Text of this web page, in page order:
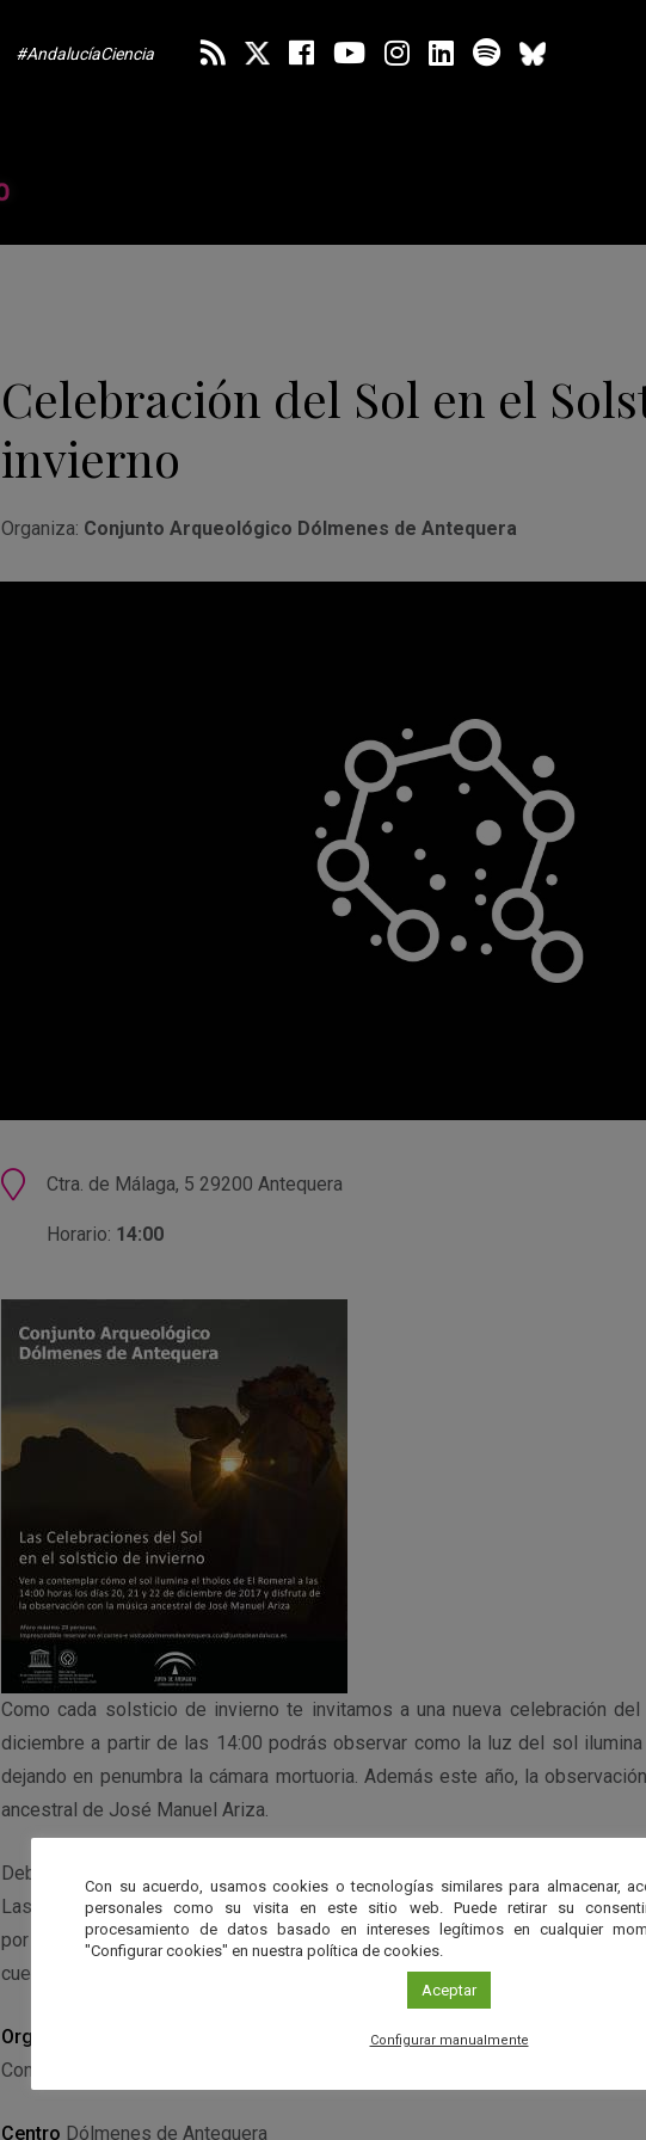
#AndalucíaCiencia
Celebración del Sol en el
invierno
Organiza: Conjunto Arqueológico Dólmenes de Antequera
Ubicación
Ctra. de Málaga, 5 29200 Antequera
Horario: 14:00
Como cada solsticio de invierno te invitamos a una nueva celebración
diciembre a partir de las 14:00 podrás observar como la luz del sol ilumina
dejando en penumbra la cámara mortuoria. Además este año, la
ancestral de José Manuel Ariza.
Debido a que el aforo está limitado a 20 personas es totalmente
Las reservas se harán por correo-e en
por riguroso orden de inscripción a partir del domingo 17 de diciembre a
cuenta los correos recibidos antes de dicha hora. El cupo máximo será de 4
Organiza
Conjunto Arqueológico Dólmenes de Antequera
Centro Dólmenes de Antequera
Con su acuerdo, usamos cookies o tecnologías similares para almacenar,
personales como su visita en este sitio web. Puede retirar su
procesamiento de datos basado en intereses legítimos en cualquier
"Configurar cookies" en nuestra política de cookies.
Aceptar
Configurar manualmente